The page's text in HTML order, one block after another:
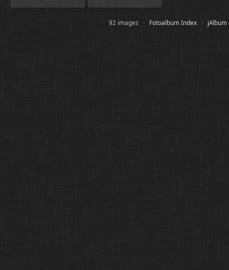
92 images · Fotoalbum Index ·